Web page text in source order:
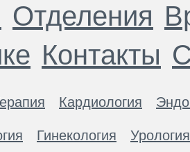
Отделения
Контакты
Кардиология
Гинекология Урология